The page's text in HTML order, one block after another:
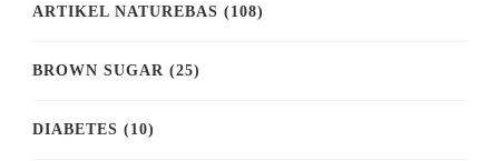
ARTIKEL NATUREBAS (108)
BROWN SUGAR (25)
DIABETES (10)